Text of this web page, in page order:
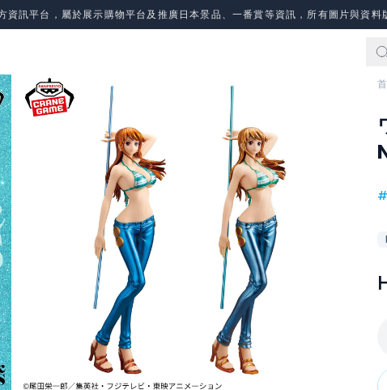
資訊平台，屬於展示購物平台及推廣日本景品、一番賞等資訊，所有圖片與資料
#